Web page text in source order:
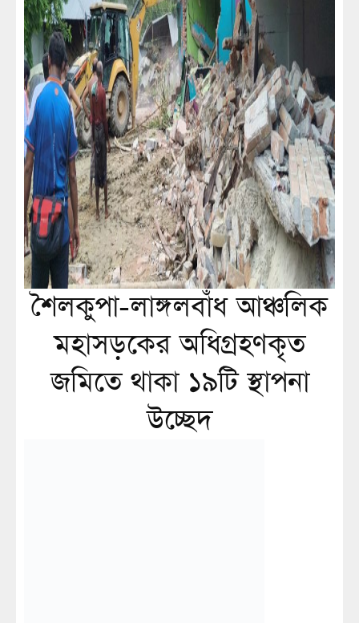
শৈলকুপা-লাঙ্গলবাঁধ আঞ্চলিক
মহাসড়কের অধিগ্রহণকৃত
জমিতে থাকা ১৯টি স্থাপনা
উচ্ছেদ